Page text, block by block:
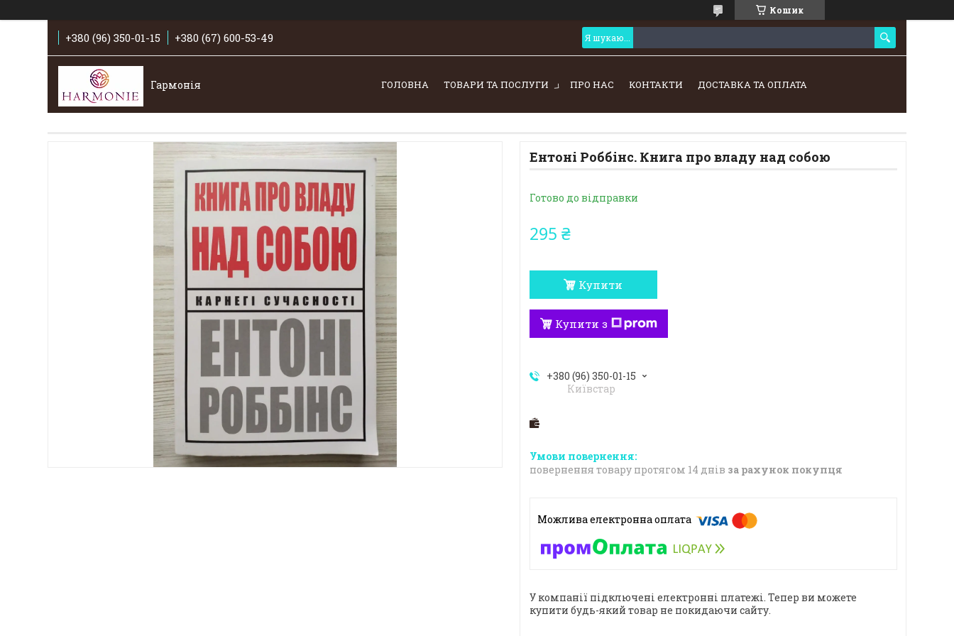
Кошик
+380 (96) 350-01-15 +380 (67) 600-53-49
Гармонія ГОЛОВНА ТОВАРИ ТА ПОСЛУГИ ПРО НАС КОНТАКТИ ДОСТАВКА ТА ОПЛАТА
Ентоні Роббінс. Книга про владу над собою
Готово до відправки
295 ₴
Купити
Купити з
+380 (96) 350-01-15
Київстар
повернення товару протягом 14 днів за рахунок покупця
У компанії підключені електронні платежі. Тепер ви можете
купити будь-який товар не покидаючи сайту.